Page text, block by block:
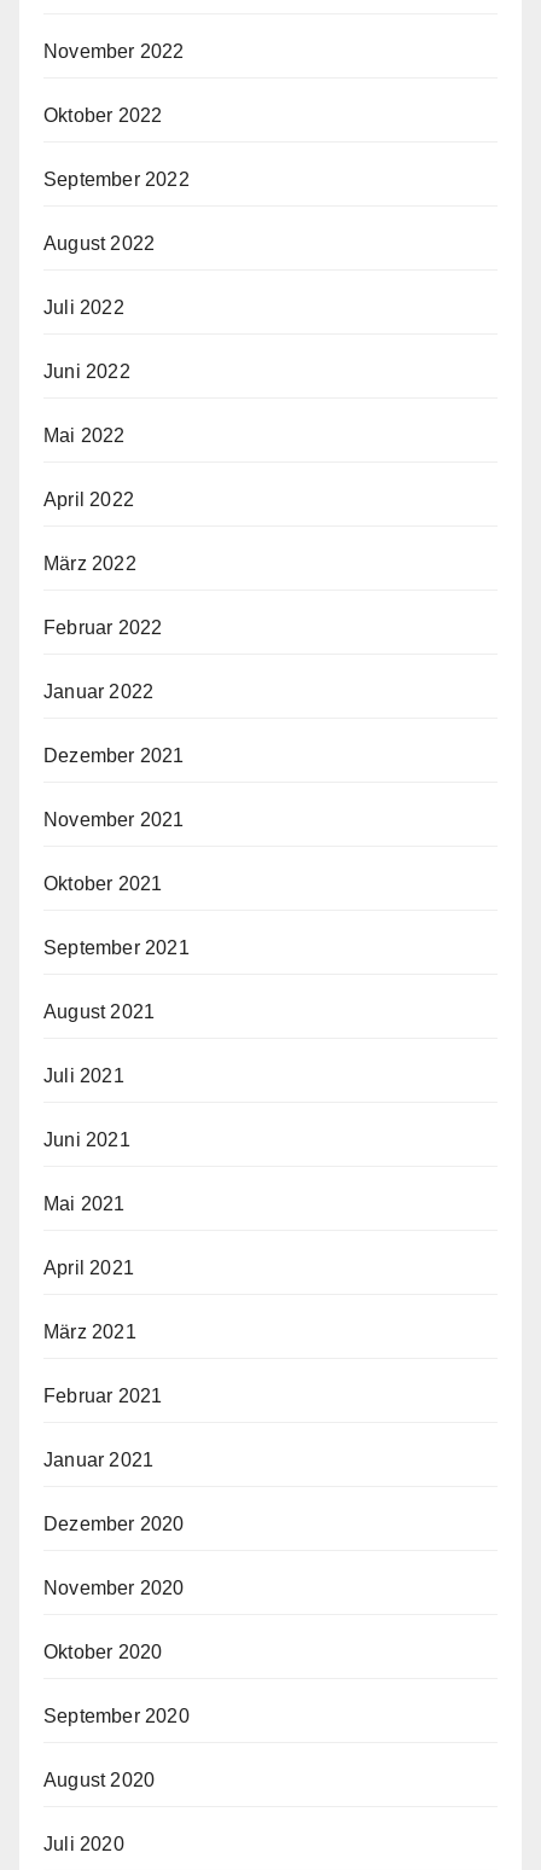
November 2022
Oktober 2022
September 2022
August 2022
Juli 2022
Juni 2022
Mai 2022
April 2022
März 2022
Februar 2022
Januar 2022
Dezember 2021
November 2021
Oktober 2021
September 2021
August 2021
Juli 2021
Juni 2021
Mai 2021
April 2021
März 2021
Februar 2021
Januar 2021
Dezember 2020
November 2020
Oktober 2020
September 2020
August 2020
Juli 2020